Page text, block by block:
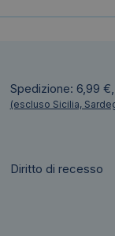
Spedizione: 6,99
(escluso Sicilia,
Diritto di recesso